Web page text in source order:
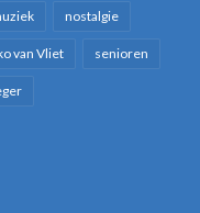
nostalgie
van Vliet senioren